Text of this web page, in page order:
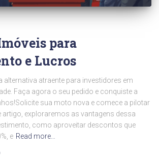
para
e Lucros
alternativa atraente para investidores em
Faça agora o seu pedido e conquiste a
sua moto nova e comece a pilotar
artigo, exploraremos as vantagens dessa
como aproveitar descontos que
e Read more…